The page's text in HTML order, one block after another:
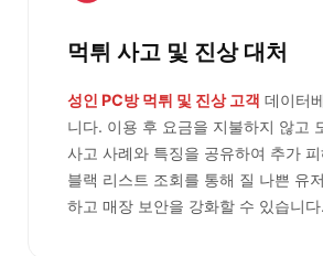
먹튀 사고 및 진상 대처
성인 PC방 먹튀 및 진상 고객 데이터
니다. 이용 후 요금을 지불하지 않고
사고 사례와 특징을 공유하여 추가
블랙 리스트 조회를 통해 질 나쁜 유
하고 매장 보안을 강화할 수 있습니다.